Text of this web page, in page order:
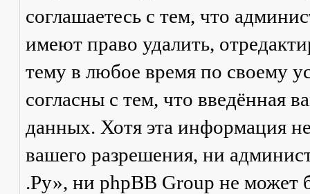
соглашаетесь с тем, что
имеют право удалить,
тему в любое время по своему
согласны с тем, что введённая
данных. Хотя эта информация
вашего разрешения, ни
.Ру», ни phpBB Group не может